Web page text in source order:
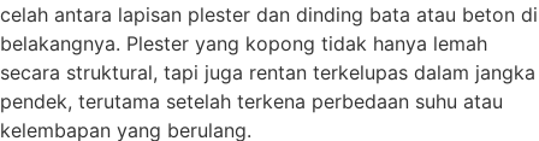
celah antara lapisan plester dan dinding bata atau beton di
belakangnya. Plester yang kopong tidak hanya lemah
secara struktural, tapi juga rentan terkelupas dalam jangka
pendek, terutama setelah terkena perbedaan suhu atau
kelembapan yang berulang.